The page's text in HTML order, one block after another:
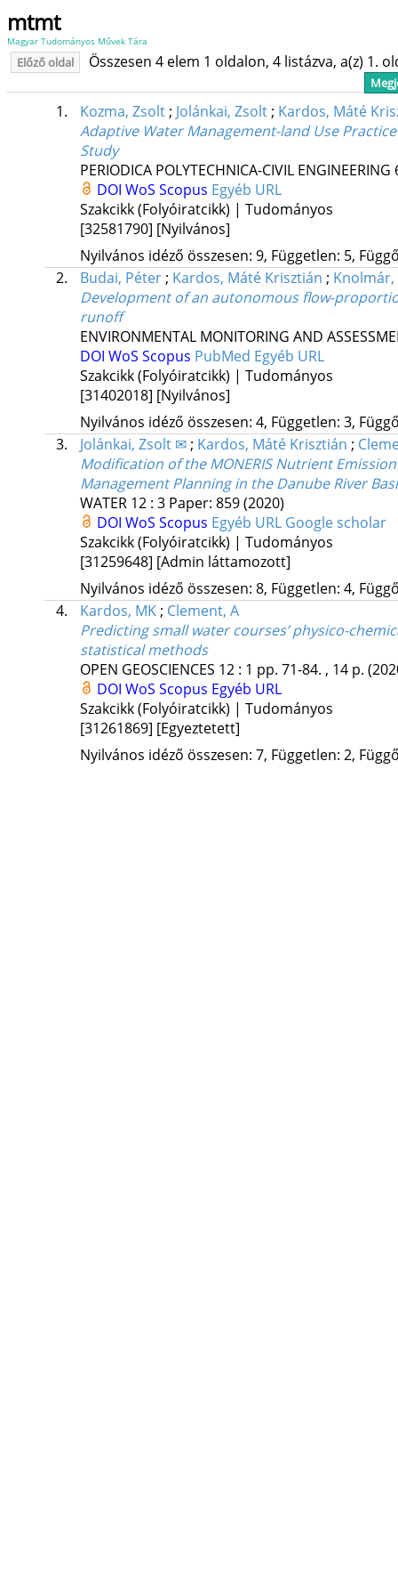
mtmt
Magyar Tudományos Művek Tára
Előző oldal Összesen 4 elem 1 oldalon, 4 listázva, a(z) 1.
1. Kozma, Zsolt; Jolánkai, Zsolt; Kardos, Máté
Adaptive Water Management-land Use
Study
PERIODICA POLYTECHNICA-CIVIL ENGINEERING
DOI WoS Scopus Egyéb URL
Szakcikk (Folyóiratcikk) | Tudományos
[32581790] [Nyilvános]
Nyilvános idéző összesen: 9, Független: 5,
2.
Budai, Péter; Kardos, Máté Krisztián ;
Development of an autonomous flow-
runoff
ENVIRONMENTAL MONITORING AND
DOI WoS Scopus PubMed Egyéb URL
Szakcikk (Folyóiratcikk) | Tudományos
[31402018] [Nyilvános]
Nyilvános idéző összesen: 4, Független: 3,
3.
Jolánkai, Zsolt ✉; Kardos, Máté Krisztián ;
Modification of the MONERIS Nutrient
Management Planning in the Danube River
WATER 12: 3 Paper: 859(2020)
DOI WoS Scopus Egyéb URL Google scholar
Szakcikk (Folyóiratcikk) | Tudományos
[31259648] [Admin láttamozott]
Nyilvános idéző összesen: 8, Független: 4,
4.
Kardos, MK; Clement, A
Predicting small water courses’ physico-
statistical methods
OPEN GEOSCIENCES 12: 1 pp. 71-84. , 14 p.
DOI WoS Scopus Egyéb URL
Szakcikk (Folyóiratcikk) | Tudományos
[31261869] [Egyeztetett]
Nyilvános idéző összesen: 7, Független: 2,